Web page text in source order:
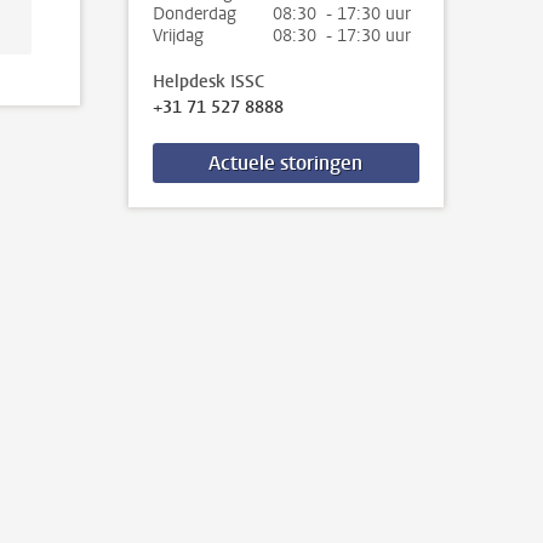
Donderdag
08:30 - 17:30 uur
Vrijdag
08:30 - 17:30 uur
Helpdesk ISSC
+31 71 527 8888
Actuele storingen